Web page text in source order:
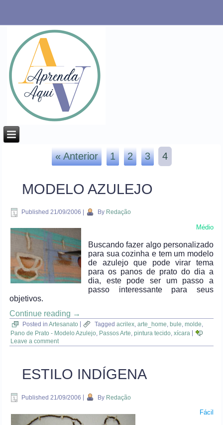
« Anterior 1 2 3 4
MODELO AZULEJO
Published 21/09/2006 By Redação
Médio
Buscando fazer algo personalizado
para sua cozinha e tem um modelo
de azulejo que pode virar tema
para os panos de prato do dia a
dia, este pode ser um passo a
passo interessante para seus
objetivos.
Continue reading →
Posted in Artesanato Tagged acrilex ,arte_home ,bule ,molde
Pano de Prato - Modelo Azulejo Passos Arte ,pintura tecido ,xícara
Leave a comment
ESTILO INDÍGENA
Published 21/09/2006 By Redação
Fácil